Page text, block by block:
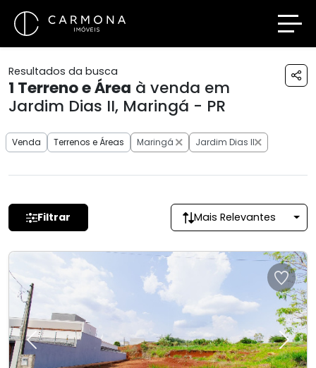
Resultados da busca
1 Terreno e Área à venda em
Jardim Dias II, Maringá - PR
Venda Terrenos e Áreas Maringá Jardim Dias II
Filtrar Mais Relevantes
Previous Next